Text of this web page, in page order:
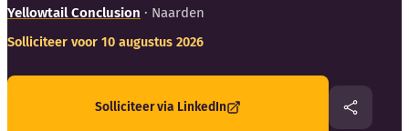
Bedrijfsupdates
Externe bronnen
Yellowtail Conclusion · Naarden
Solliciteer voor 10 augustus 2026
Solliciteer via LinkedIn